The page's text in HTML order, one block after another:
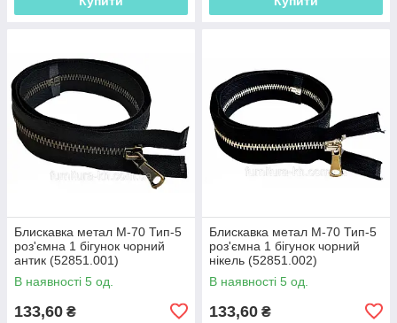
Блискавка метал М-70 Тип-5
роз'ємна 1 бігунок чорний
антик (52851.001)
В наявності 5 од.
133,60 ₴
Блискавка метал М-70 Тип-5
роз'ємна 1 бігунок чорний
нікель (52851.002)
В наявності 5 од.
133,60 ₴